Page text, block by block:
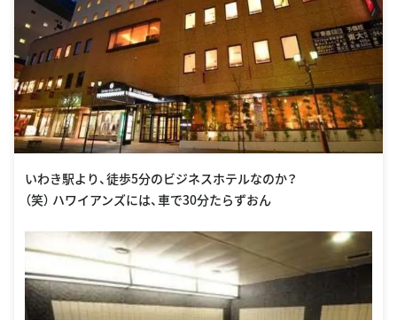
いわき駅より、徒歩5分のビジネスホテルなのか？
（笑） ハワイアンズには、車で30分たらずおん